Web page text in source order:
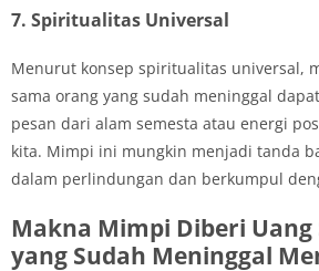
7. Spiritualitas Universal
Menurut konsep spiritualitas universal,
sama orang yang sudah meninggal
pesan dari alam semesta atau energi
kita. Mimpi ini mungkin menjadi tanda
dalam perlindungan dan berkumpul
Makna Mimpi Diberi Uang
yang Sudah Meninggal